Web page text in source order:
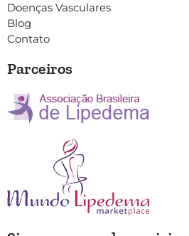
Doenças Vasculares
Blog
Contato
Parceiros